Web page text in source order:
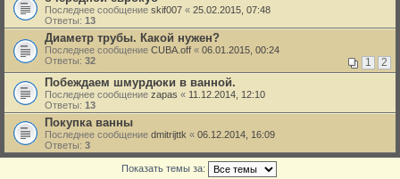
Последнее сообщение skif007 « 25.02.2015, 07:48
Ответы: 13
Диаметр трубы. Какой нужен?
Последнее сообщение CUBA.off « 06.01.2015, 00:24
Ответы: 32 1 2
Побеждаем шмурдюки в ванной.
Последнее сообщение zapas « 11.12.2014, 12:10
Ответы: 13
Покупка ванны
Последнее сообщение dmitrijttk « 06.12.2014, 16:09
Ответы: 3
Показать темы за: